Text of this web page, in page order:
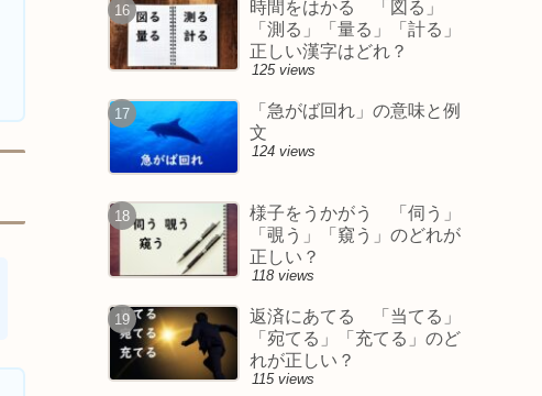
時間をはかる 「図る」
「測る」「量る」「計る」
正しい漢字はどれ？
125 views
「急がば回れ」の意味と例
文
124 views
様子をうかがう 「伺う」
「覗う」「窺う」のどれが
正しい？
118 views
返済にあてる 「当てる」
「宛てる」「充てる」のど
れが正しい？
115 views